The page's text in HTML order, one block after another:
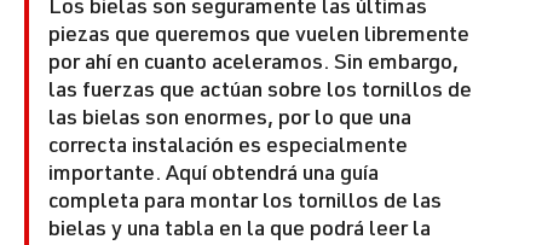
piezas que queremos que vuelen libremente
por ahí en cuanto aceleramos. Sin embargo,
las fuerzas que actúan sobre los tornillos de
las bielas son enormes, por lo que una
correcta instalación es especialmente
importante. Aquí obtendrá una guía
completa para montar los tornillos de las
bielas y una tabla en la que podrá leer la